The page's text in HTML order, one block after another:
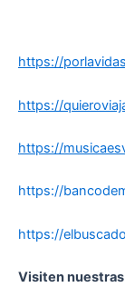
https://
https://
https://
https://
https://
Visiten nuestras